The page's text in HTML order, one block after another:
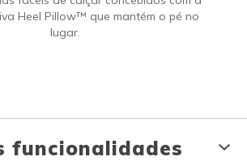
Heel Pillow™ que mantém o pé no
lugar.
funcionalidades